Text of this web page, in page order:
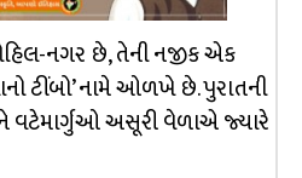
નગર છે, તેની નજીક એક
ટીંબો’ નામે ઓળખે છે. પુરાતની
વટેમાર્ગુઓ અસૂરી વેળાએ જ્યારે